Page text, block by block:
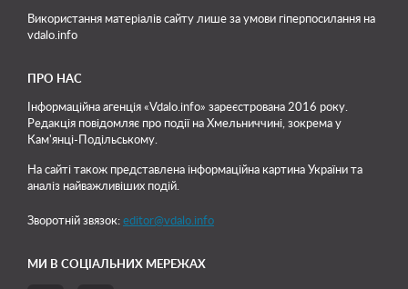
Використання матеріалів сайту лише за умови гіперпосилання на
vdalo.info
ПРО НАС
Інформаційна агенція «Vdalo.info» зареєстрована 2016 року.
Редакція повідомляє про події на Хмельниччині, зокрема у
Кам'янці-Подільському.
На сайті також представлена інформаційна картина України та
аналіз найважливіших подій.
Зворотній звязок: editor@vdalo.info
МИ В СОЦІАЛЬНИХ МЕРЕЖАХ